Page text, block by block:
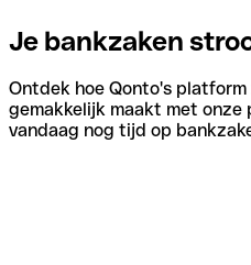
Je bankzaken
Ontdek hoe Qonto's
gemakkelijk maakt met
vandaag nog tijd op